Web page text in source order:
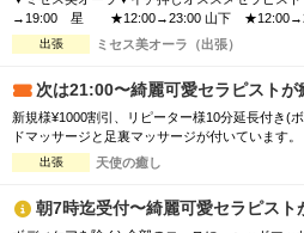
→19:00 星 ★12:00→23:00 山下
沢 ★13:00→22:00 峰 ★13:00→19:00 青
0→19:00 絵美 ★13:00→16:00 椎名
出張 ミセス美オーラ（出張）
次は21:00〜綺麗可愛セラピストが
新規様¥1000割引、リピーター様10分延長付き(
ドマッサージと足裏マッサージが付いています。 ☆オイルコース ☆オイルミック
スコース 90分 ￥13,000→¥12,000 120分 ￥16,000→¥15,000 150分 ￥20,000→¥19,
出張 天使の癒し
朝7時迄受付〜綺麗可愛セラピスト